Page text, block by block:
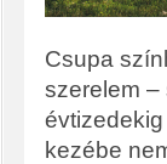
Csupa
szerelem
kezébe